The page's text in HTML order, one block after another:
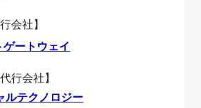
会社】
ートウェイ
行会社】
ルテクノロジー